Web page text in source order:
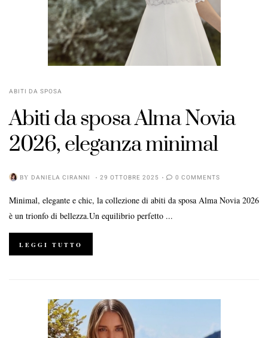
ABITI DA SPOSA
Abiti da sposa Alma Novia
2026, eleganza minimal
BY DANIELA CIRANNI 29 OTTOBRE 2025 0 COMMENTS
Minimal, elegante e chic, la collezione di abiti da sposa Alma Novia 2026
è un trionfo di bellezza.Un equilibrio perfetto ...
LEGGI TUTTO